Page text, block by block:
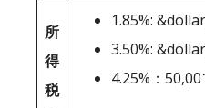
所
得
税
1.85%:
3.50%:
4.25%：